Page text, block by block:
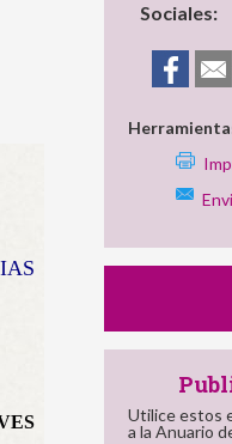
Sociales:
Utilice estos
a la Anuario